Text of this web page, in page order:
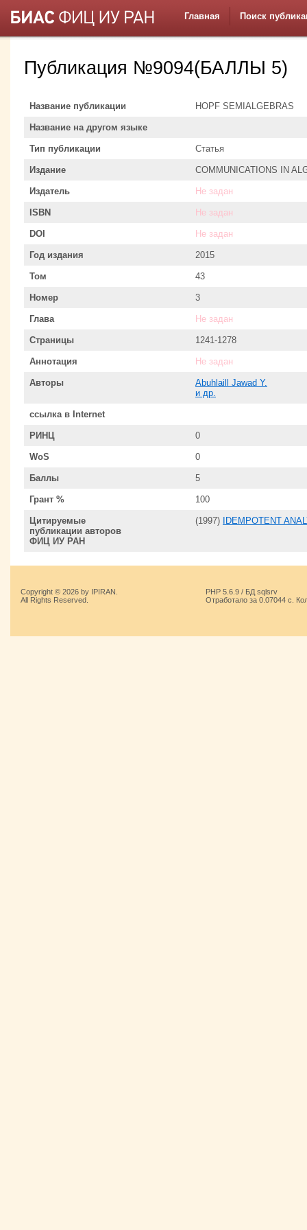
Главная Поиск
Публикация №9094(БАЛЛЫ 5)
Название публикации HOPF SEMIALGEBRAS
Название на другом языке
Тип публикации Статья
Издание COMMUNICATIONS IN
Издатель Не задан
ISBN Не задан
DOI Не задан
Год издания 2015
Том 43
Номер 3
Глава Не задан
Страницы 1241-1278
Аннотация Не задан
Авторы
Abuhlaill Jawad Y.
и др.
ссылка в Internet
РИНЦ 0
WoS 0
Баллы 5
Грант % 100
Цитируемые
публикации авторов
ФИЦ ИУ РАН
(1997) IDEMPOTENT
Copyright © 2026 by IPIRAN.
All Rights Reserved.
PHP 5.6.9 / БД sqlsrv
Отработало за 0.07044 с.